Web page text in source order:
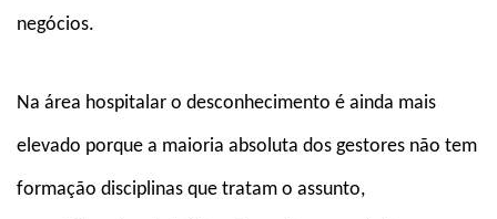
negócios.
Na área hospitalar o desconhecimento é ainda mais
elevado porque a maioria absoluta dos gestores não tem
formação disciplinas que tratam o assunto,